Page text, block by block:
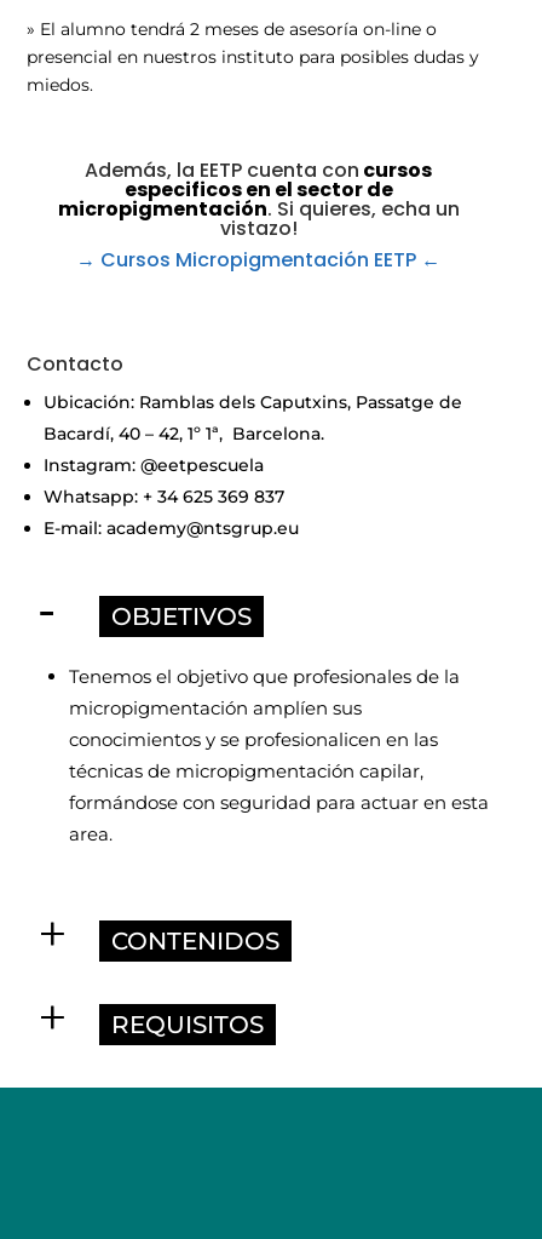
» El alumno tendrá 2 meses de asesoría on-line o
presencial en nuestros instituto para posibles dudas y
miedos.
Además, la EETP cuenta con cursos
especificos en el sector de
micropigmentación. Si quieres, echa un
vistazo!
→ Cursos Micropigmentación EETP ←
Contacto
Ubicación: Ramblas dels Caputxins, Passatge de
Bacardí, 40 – 42, 1º 1ª, Barcelona.
Instagram: @eetpescuela
Whatsapp: + 34 625 369 837
E-mail: academy@ntsgrup.eu
OBJETIVOS
Tenemos el objetivo que profesionales de la
micropigmentación amplíen sus
conocimientos y se profesionalicen en las
técnicas de micropigmentación capilar,
formándose con seguridad para actuar en esta
area.
CONTENIDOS
REQUISITOS